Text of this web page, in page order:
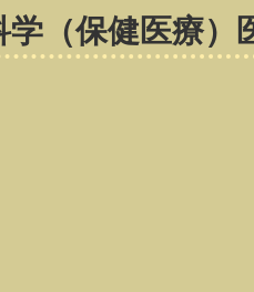
（保健医療）